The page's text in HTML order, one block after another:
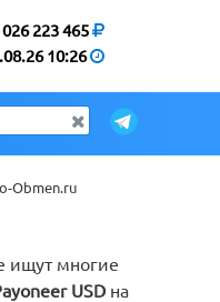
223 465
10:26
Obmen.ru
ищут многие
USD на